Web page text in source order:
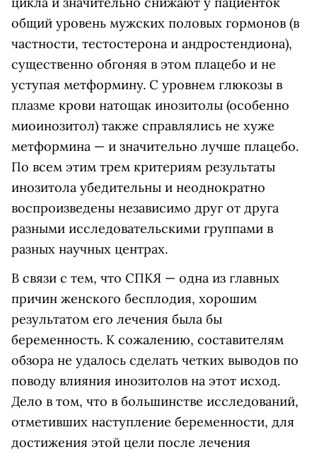
общий уровень мужских половых гормонов (в
частности, тестостерона и андростендиона),
существенно обгоняя в этом плацебо и не
уступая метформину. С уровнем глюкозы в
плазме крови натощак инозитолы (особенно
миоинозитол) также справлялись не хуже
метформина — и значительно лучше плацебо.
По всем этим трем критериям результаты
инозитола убедительны и неоднократно
воспроизведены независимо друг от друга
разными исследовательскими группами в
разных научных центрах.
В связи с тем, что СПКЯ — одна из главных
причин женского бесплодия, хорошим
результатом его лечения была бы
беременность. К сожалению, составителям
обзора не удалось сделать четких выводов по
поводу влияния инозитолов на этот исход.
Дело в том, что в большинстве исследований,
отметивших наступление беременности, для
достижения этой цели после лечения